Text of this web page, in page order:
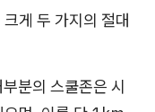
게 두 가지의 절대
분의 스쿨존은 시